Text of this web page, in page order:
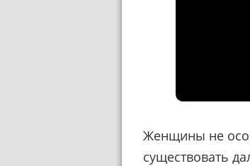
Женщины не
существовать